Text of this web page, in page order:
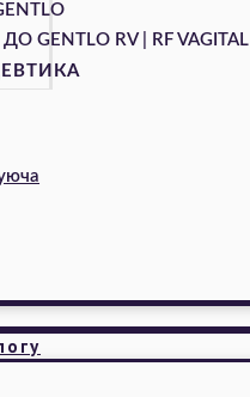
GENTLO RV | RF VAGITAL